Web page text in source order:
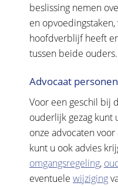
beslissing nemen
en
hoofdverblijf heeft
tussen beide ouders.
Advocaat
Voor een geschil bij
ouderlijk gezag kunt
onze advocaten
kunt u ook advies
omgangsregeling,
eventuele wijziging